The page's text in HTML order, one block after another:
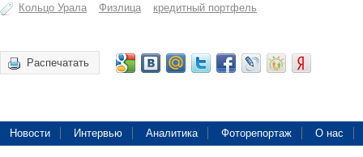
Кольцо Урала Физлица кредитный портфель
Распечатать
Новости Интервью Аналитика Фоторепортаж О нас